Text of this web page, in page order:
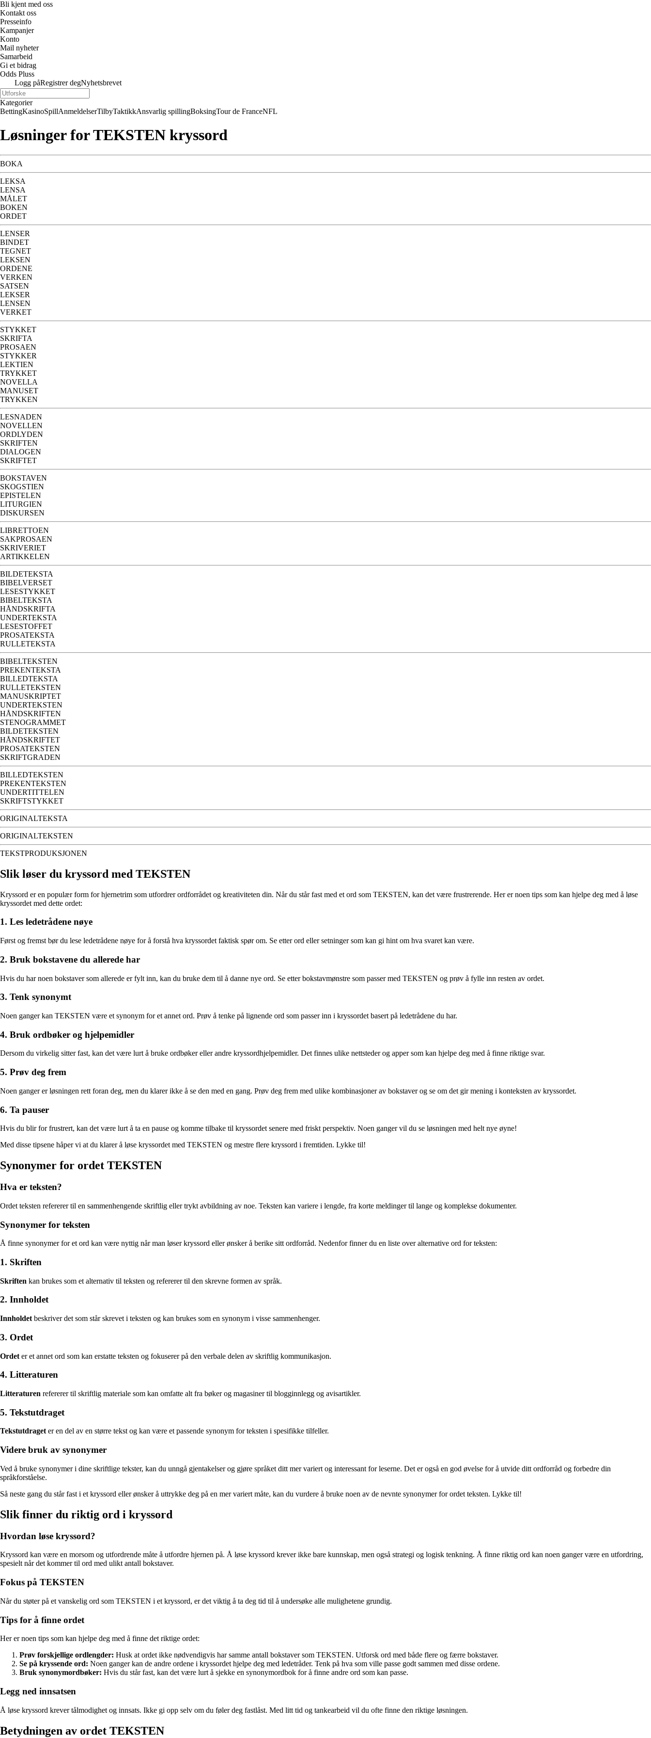
Bli kjent med oss
Kontakt oss
Presseinfo
Kampanjer
Konto
Mail nyheter
Samarbeid
Gi et bidrag
Odds Pluss
Logg påRegistrer degNyhetsbrevet
Kategorier
BettingKasinoSpillAnmeldelserTilbyTaktikkAnsvarlig spillingBoksingTour de FranceNFL
Løsninger for TEKSTEN kryssord
BOKA
LEKSA
LENSA
MÅLET
BOKEN
ORDET
LENSER
BINDET
TEGNET
LEKSEN
ORDENE
VERKEN
SATSEN
LEKSER
LENSEN
VERKET
STYKKET
SKRIFTA
PROSAEN
STYKKER
LEKTIEN
TRYKKET
NOVELLA
MANUSET
TRYKKEN
LESNADEN
NOVELLEN
ORDLYDEN
SKRIFTEN
DIALOGEN
SKRIFTET
BOKSTAVEN
SKOGSTIEN
EPISTELEN
LITURGIEN
DISKURSEN
LIBRETTOEN
SAKPROSAEN
SKRIVERIET
ARTIKKELEN
BILDETEKSTA
BIBELVERSET
LESESTYKKET
BIBELTEKSTA
HÅNDSKRIFTA
UNDERTEKSTA
LESESTOFFET
PROSATEKSTA
RULLETEKSTA
BIBELTEKSTEN
PREKENTEKSTA
BILLEDTEKSTA
RULLETEKSTEN
MANUSKRIPTET
UNDERTEKSTEN
HÅNDSKRIFTEN
STENOGRAMMET
BILDETEKSTEN
HÅNDSKRIFTET
PROSATEKSTEN
SKRIFTGRADEN
BILLEDTEKSTEN
PREKENTEKSTEN
UNDERTITTELEN
SKRIFTSTYKKET
ORIGINALTEKSTA
ORIGINALTEKSTEN
TEKSTPRODUKSJONEN
Slik løser du kryssord med TEKSTEN
Kryssord er en populær form for hjernetrim som utfordrer ordforrådet og kreativiteten din. Når du står fast med et ord som TEKSTEN, kan det være frustrerende. Her er noen tips som kan hjelpe deg med å løse
kryssordet med dette ordet:
1. Les ledetrådene nøye
Først og fremst bør du lese ledetrådene nøye for å forstå hva kryssordet faktisk spør om. Se etter ord eller setninger som kan gi hint om hva svaret kan være.
2. Bruk bokstavene du allerede har
Hvis du har noen bokstaver som allerede er fylt inn, kan du bruke dem til å danne nye ord. Se etter bokstavmønstre som passer med TEKSTEN og prøv å fylle inn resten av ordet.
3. Tenk synonymt
Noen ganger kan TEKSTEN være et synonym for et annet ord. Prøv å tenke på lignende ord som passer inn i kryssordet basert på ledetrådene du har.
4. Bruk ordbøker og hjelpemidler
Dersom du virkelig sitter fast, kan det være lurt å bruke ordbøker eller andre kryssordhjelpemidler. Det finnes ulike nettsteder og apper som kan hjelpe deg med å finne riktige svar.
5. Prøv deg frem
Noen ganger er løsningen rett foran deg, men du klarer ikke å se den med en gang. Prøv deg frem med ulike kombinasjoner av bokstaver og se om det gir mening i konteksten av kryssordet.
6. Ta pauser
Hvis du blir for frustrert, kan det være lurt å ta en pause og komme tilbake til kryssordet senere med friskt perspektiv. Noen ganger vil du se løsningen med helt nye øyne!
Med disse tipsene håper vi at du klarer å løse kryssordet med TEKSTEN og mestre flere kryssord i fremtiden. Lykke til!
Synonymer for ordet TEKSTEN
Hva er teksten?
Ordet teksten refererer til en sammenhengende skriftlig eller trykt avbildning av noe. Teksten kan variere i lengde, fra korte meldinger til lange og komplekse dokumenter.
Synonymer for teksten
Å finne synonymer for et ord kan være nyttig når man løser kryssord eller ønsker å berike sitt ordforråd. Nedenfor finner du en liste over alternative ord for teksten:
1. Skriften
Skriften kan brukes som et alternativ til teksten og refererer til den skrevne formen av språk.
2. Innholdet
Innholdet beskriver det som står skrevet i teksten og kan brukes som en synonym i visse sammenhenger.
3. Ordet
Ordet er et annet ord som kan erstatte teksten og fokuserer på den verbale delen av skriftlig kommunikasjon.
4. Litteraturen
Litteraturen refererer til skriftlig materiale som kan omfatte alt fra bøker og magasiner til blogginnlegg og avisartikler.
5. Tekstutdraget
Tekstutdrageter en del av en større tekst og kan være et passende synonym for teksten i spesifikke tilfeller.
Videre bruk av synonymer
Ved å bruke synonymer i dine skriftlige tekster, kan du unngå gjentakelser og gjøre språket ditt mer variert og interessant for leserne. Det er også en god øvelse for å utvide ditt ordforråd og forbedre din
språkforståelse.
Så neste gang du står fast i et kryssord eller ønsker å uttrykke deg på en mer variert måte, kan du vurdere å bruke noen av de nevnte synonymer for ordet teksten. Lykke til!
Slik finner du riktig ord i kryssord
Hvordan løse kryssord?
Kryssord kan være en morsom og utfordrende måte å utfordre hjernen på. Å løse kryssord krever ikke bare kunnskap, men også strategi og logisk tenkning. Å finne riktig ord kan noen ganger være en utfordring,
spesielt når det kommer til ord med ulikt antall bokstaver.
Fokus på TEKSTEN
Når du støter på et vanskelig ord som TEKSTEN i et kryssord, er det viktig å ta deg tid til å undersøke alle mulighetene grundig.
Tips for å finne ordet
Her er noen tips som kan hjelpe deg med å finne det riktige ordet:
Prøv forskjellige ordlengder: Husk at ordet ikke nødvendigvis har samme antall bokstaver som TEKSTEN. Utforsk ord med både flere og færre bokstaver.
Se på kryssende ord: Noen ganger kan de andre ordene i kryssordet hjelpe deg med ledetråder. Tenk på hva som ville passe godt sammen med disse ordene.
Bruk synonymordbøker: Hvis du står fast, kan det være lurt å sjekke en synonymordbok for å finne andre ord som kan passe.
Legg ned innsatsen
Å løse kryssord krever tålmodighet og innsats. Ikke gi opp selv om du føler deg fastlåst. Med litt tid og tankearbeid vil du ofte finne den riktige løsningen.
Betydningen av ordet TEKSTEN